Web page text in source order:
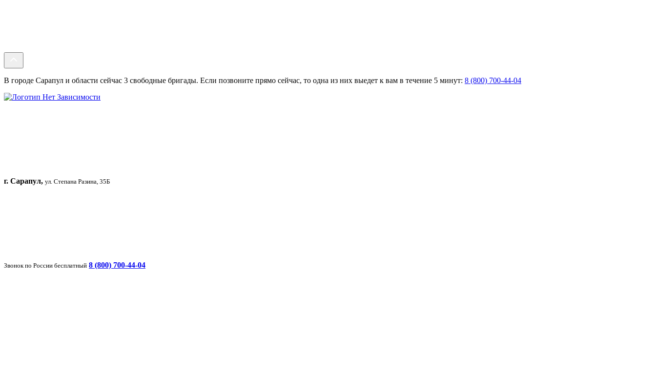
В городе Сарапул и области сейчас 3 свободные бригады. Если позвоните прямо сейчас, то одна из них выедет к вам в течение 5 минут: 8 (800) 700-44-04
г. Сарапул, ул. Степана Разина, 35Б
Звонок по России бесплатный 8 (800) 700-44-04